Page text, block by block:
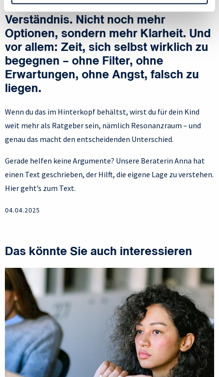
es nicht mehr Druck, sondern mehr
Verständnis. Nicht noch mehr
Optionen, sondern mehr Klarheit. Und
vor allem: Zeit, sich selbst wirklich zu
begegnen – ohne Filter, ohne
Erwartungen, ohne Angst, falsch zu
liegen.
Wenn du das im Hinterkopf behältst, wirst du für dein Kind
weit mehr als Ratgeber sein, nämlich Resonanzraum – und
genau das macht den entscheidenden Unterschied.
Gerade helfen keine Argumente? Unsere Beraterin Anna hat
einen Text geschrieben, der Hilft, die eigene Lage zu verstehen.
Hier geht’s zum Text.
04.04.2025
Das könnte Sie auch interessieren